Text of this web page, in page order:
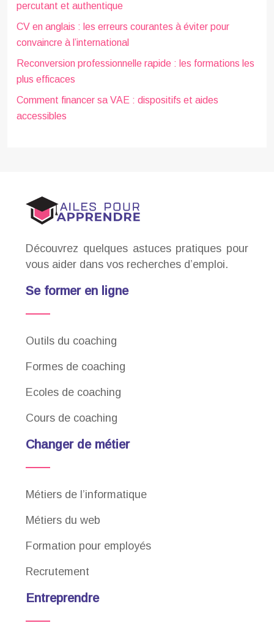
percutant et authentique
CV en anglais : les erreurs courantes à éviter pour
convaincre à l’international
Reconversion professionnelle rapide : les formations les
plus efficaces
Comment financer sa VAE : dispositifs et aides
accessibles
Découvrez quelques astuces pratiques pour
vous aider dans vos recherches d’emploi.
Se former en ligne
Outils du coaching
Formes de coaching
Ecoles de coaching
Cours de coaching
Changer de métier
Métiers de l’informatique
Métiers du web
Formation pour employés
Recrutement
Entreprendre